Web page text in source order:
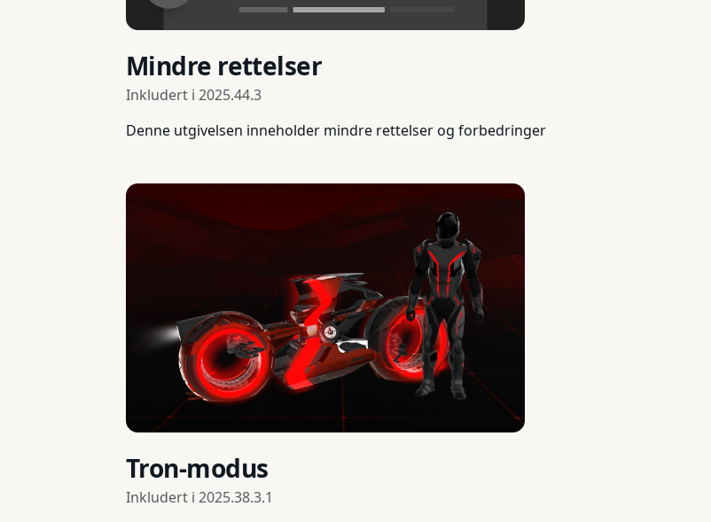
Mindre rettelser
Inkludert i 2025.44.3
Denne utgivelsen inneholder mindre rettelser og forbedringer
Tron-modus
Inkludert i 2025.38.3.1